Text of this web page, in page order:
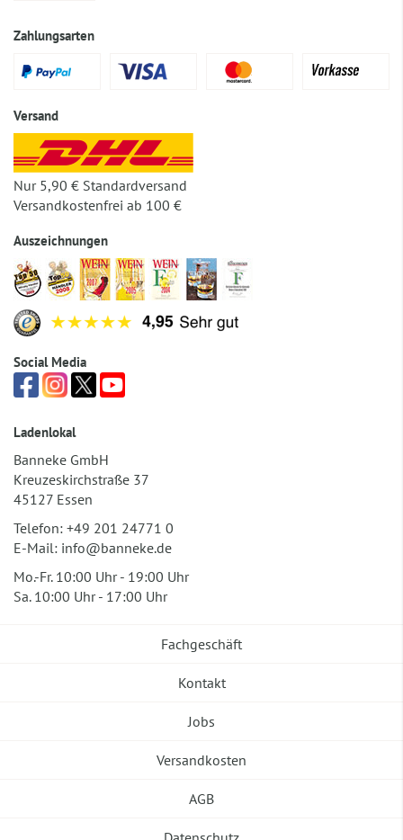
Zahlungsarten
Versand
Nur 5,90 € Standardversand
Versandkostenfrei ab 100 €
Auszeichnungen
Social Media
Ladenlokal
Banneke GmbH
Kreuzeskirchstraße 37
45127 Essen
Telefon: +49 201 24771 0
E-Mail: info@banneke.de
Mo.-Fr. 10:00 Uhr - 19:00 Uhr
Sa. 10:00 Uhr - 17:00 Uhr
Fachgeschäft
Kontakt
Jobs
Versandkosten
AGB